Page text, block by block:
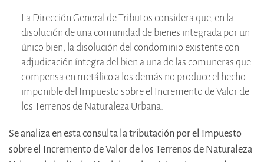
La Dirección General de Tributos considera que, en la
disolución de una comunidad de bienes integrada por un
único bien, la disolución del condominio existente con
adjudicación íntegra del bien a una de las comuneras que
compensa en metálico a los demás no produce el hecho
imponible del Impuesto sobre el Incremento de Valor de
los Terrenos de Naturaleza Urbana.
Se analiza en esta consulta la tributación por el Impuesto
sobre el Incremento de Valor de los Terrenos de Naturaleza